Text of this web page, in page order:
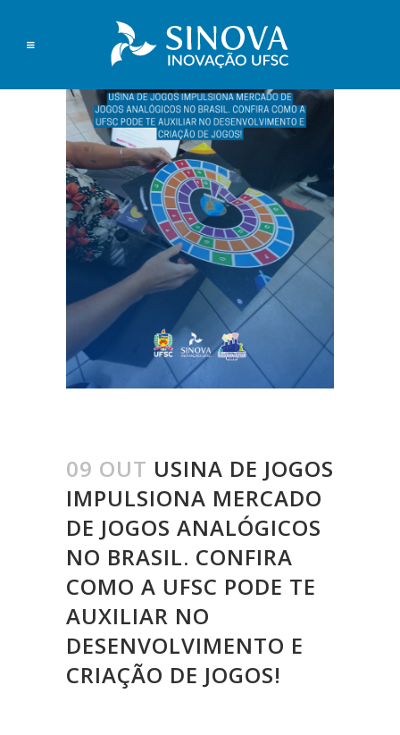
09 OUT USINA DE JOGOS
IMPULSIONA MERCADO
DE JOGOS ANALÓGICOS
NO BRASIL. CONFIRA
COMO A UFSC PODE TE
AUXILIAR NO
DESENVOLVIMENTO E
CRIAÇÃO DE JOGOS!